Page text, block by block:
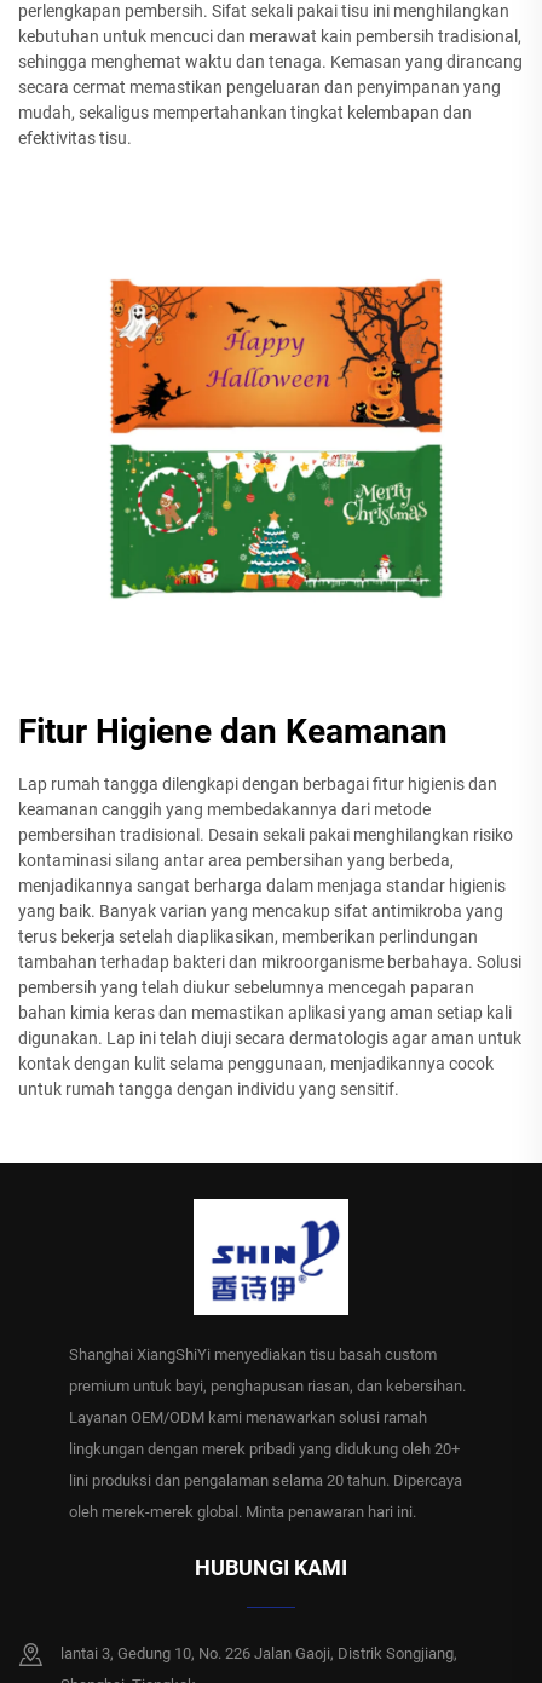
perlengkapan pembersih. Sifat sekali pakai tisu ini menghilangkan
kebutuhan untuk mencuci dan merawat kain pembersih tradisional,
sehingga menghemat waktu dan tenaga. Kemasan yang dirancang
secara cermat memastikan pengeluaran dan penyimpanan yang
mudah, sekaligus mempertahankan tingkat kelembapan dan
efektivitas tisu.
Fitur Higiene dan Keamanan
Lap rumah tangga dilengkapi dengan berbagai fitur higienis dan
keamanan canggih yang membedakannya dari metode
pembersihan tradisional. Desain sekali pakai menghilangkan risiko
kontaminasi silang antar area pembersihan yang berbeda,
menjadikannya sangat berharga dalam menjaga standar higienis
yang baik. Banyak varian yang mencakup sifat antimikroba yang
terus bekerja setelah diaplikasikan, memberikan perlindungan
tambahan terhadap bakteri dan mikroorganisme berbahaya. Solusi
pembersih yang telah diukur sebelumnya mencegah paparan
bahan kimia keras dan memastikan aplikasi yang aman setiap kali
digunakan. Lap ini telah diuji secara dermatologis agar aman untuk
kontak dengan kulit selama penggunaan, menjadikannya cocok
untuk rumah tangga dengan individu yang sensitif.
Shanghai XiangShiYi menyediakan tisu basah custom
premium untuk bayi, penghapusan riasan, dan kebersihan.
Layanan OEM/ODM kami menawarkan solusi ramah
lingkungan dengan merek pribadi yang didukung oleh 20+
lini produksi dan pengalaman selama 20 tahun. Dipercaya
oleh merek-merek global. Minta penawaran hari ini.
HUBUNGI KAMI
lantai 3, Gedung 10, No. 226 Jalan Gaoji, Distrik Songjiang,